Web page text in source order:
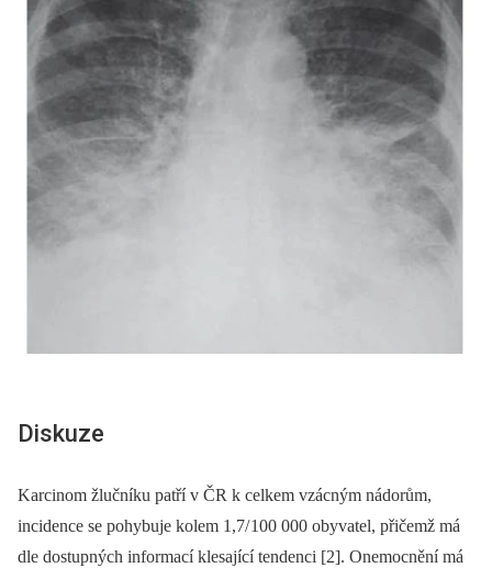
Diskuze
Karcinom žlučníku patří v ČR k celkem vzácným nádorům,
incidence se pohybuje kolem 1,7/100 000 obyvatel, přičemž má
dle dostupných informací klesající tendenci [2]. Onemocnění má